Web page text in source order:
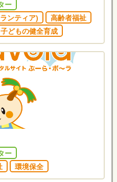
ー
ンティア)
高齢者福祉
子どもの健全育成
ー
環境保全